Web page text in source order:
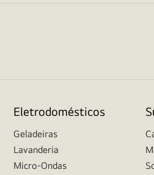
Eletrodomésticos
Geladeiras
Lavanderia
Micro-Ondas